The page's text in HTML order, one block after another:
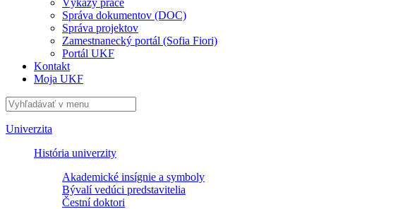
Správa dokumentov (DOC)
Správa projektov
Zamestnanecký portál (Sofia Fiori)
Portál UKF
Kontakt
Moja UKF
Univerzita
História univerzity
Akademické insígnie a symboly
Bývalí vedúci predstavitelia
Čestní doktori